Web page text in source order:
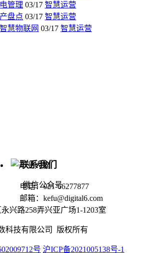
管理 03/17 智慧运营
盘点 03/17 智慧运营
智慧物联网 03/17 智慧运营
微信公众号
联系我们
电话：021-66277877
邮箱：kefu@digital6.com
兴路258弄兴亚广场1-1203室
科技有限公司 版权所有
号 沪ICP备2021005138号-1